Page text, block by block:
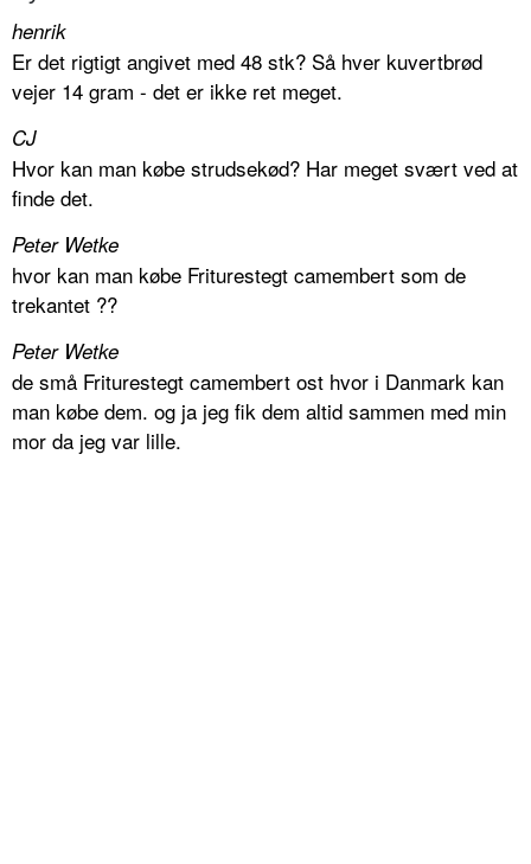
henrik
Er det rigtigt angivet med 48 stk? Så hver kuvertbrød
vejer 14 gram - det er ikke ret meget.
CJ
Hvor kan man købe strudsekød? Har meget svært ved at
finde det.
Peter Wetke
hvor kan man købe Friturestegt camembert som de
trekantet ??
Peter Wetke
de små Friturestegt camembert ost hvor i Danmark kan
man købe dem. og ja jeg fik dem altid sammen med min
mor da jeg var lille.